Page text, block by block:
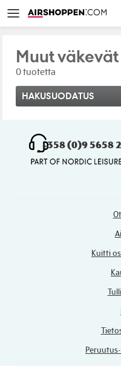
Muut
0 tuotetta
HAKUSUODATUS
+358 (0)9 5658
Kuitti